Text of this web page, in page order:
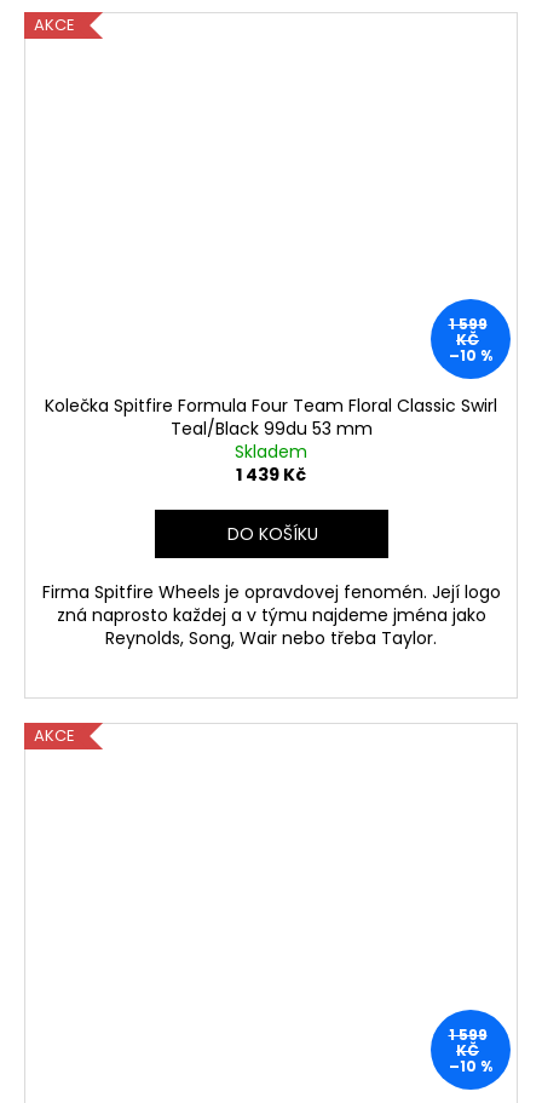
AKCE
1 599
KČ
–10 %
Kolečka Spitfire Formula Four Team Floral Classic Swirl
Teal/Black 99du 53 mm
Skladem
1 439 Kč
DO KOŠÍKU
Firma Spitfire Wheels je opravdovej fenomén. Její logo
zná naprosto každej a v týmu najdeme jména jako
Reynolds, Song, Wair nebo třeba Taylor.
AKCE
1 599
KČ
–10 %